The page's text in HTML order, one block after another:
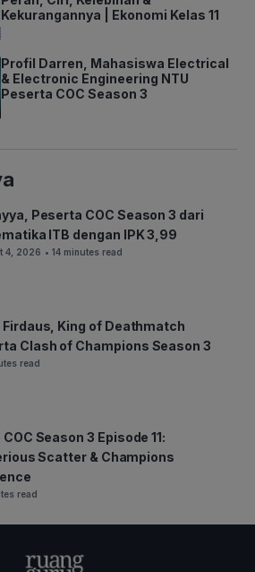
Kekurangannya | Ekonomi Kelas 11
Profil Darren, Mahasiswa Electrical
& Electronic Engineering NTU
Peserta COC Season 3
Peserta COC Season 3 dari
ITB dengan IPK 3,99
4, 2026 • 14 minutes read
King of Deathmatch
Clash of Champions Season 3
read
Season 3 Episode 11:
Scatter & Champions
read